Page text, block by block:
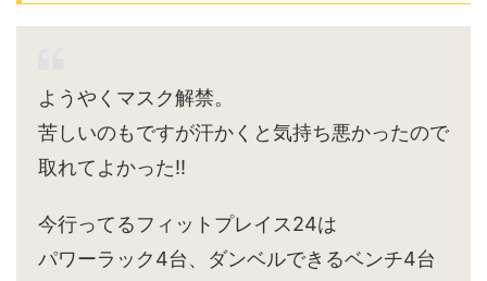
ようやくマスク解禁。
苦しいのもですが汗かくと気持ち悪かったので
取れてよかった‼︎
今行ってるフィットプレイス24は
パワーラック4台、ダンベルできるベンチ4台